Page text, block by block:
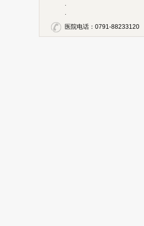
.
.
医院电话：0791-88233120